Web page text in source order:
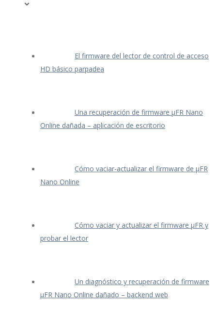
El firmware del lector de control de acceso
HD básico parpadea
Una recuperación de firmware μFR Nano
Online dañada – aplicación de escritorio
Cómo vaciar-actualizar el firmware de μFR
Nano Online
Cómo vaciar y actualizar el firmware μFR y
probar el lector
Un diagnóstico y recuperación de firmware
μFR Nano Online dañado – backend web